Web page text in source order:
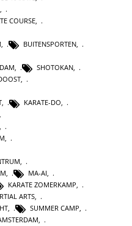
COURSE,
, BUITENSPORTEN,
, SHOTOKAN,
,
, KARATE-DO,
MA-AI
KARATE ZOMERKAMP
ARTS
, SUMMER CAMP,
,